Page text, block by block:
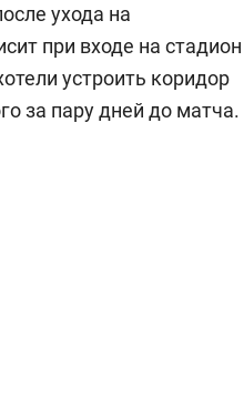
ухода на
при входе на стадион
устроить коридор
за пару дней до матча.